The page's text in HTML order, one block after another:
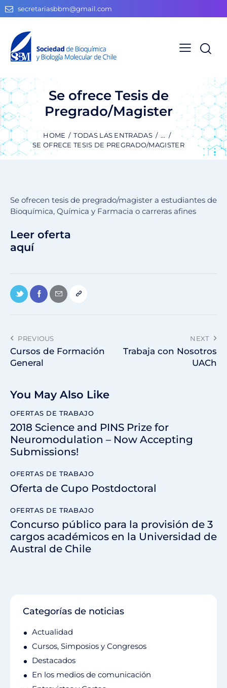
secretariasbbm@gmail.com
Se ofrece Tesis de
Pregrado/Magister
HOME TODAS LAS ENTRADAS
...
SE OFRECE TESIS DE PREGRADO/MAGISTER
Se ofrecen tesis de pregrado/magister a estudiantes de
Bioquímica, Química y Farmacia o carreras afines
Leer oferta
aquí
PREVIOUS
Cursos de Formación
General
NEXT
Trabaja con Nosotros
UACh
You May Also Like
OFERTAS DE TRABAJO
2018 Science and PINS Prize for
Neuromodulation – Now Accepting
Submissions!
OFERTAS DE TRABAJO
Oferta de Cupo Postdoctoral
OFERTAS DE TRABAJO
Concurso público para la provisión de 3
cargos académicos en la Universidad de
Austral de Chile
Categorías de noticias
Actualidad
Cursos, Simposios y Congresos
Destacados
En los medios de comunicación